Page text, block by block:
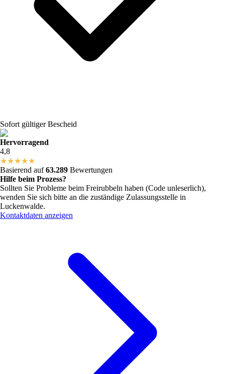
Sofort gültiger Bescheid
Hervorragend
4,8
★★★★★
Basierend auf63.289 Bewertungen
Hilfe beim Prozess?
Sollten Sie Probleme beim Freirubbeln haben (Code unleserlich),
wenden Sie sich bitte an die zuständige Zulassungsstelle in
Luckenwalde.
Kontaktdaten anzeigen